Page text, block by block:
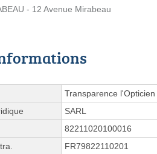
- 12 Avenue Mirabeau
Transparence l'Opticien
SARL
82211020100016
FR79822110201